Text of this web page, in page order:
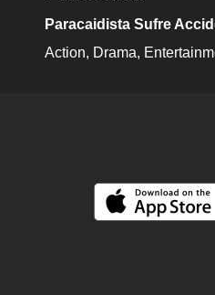
Paracaidista Sufre
Action
Drama